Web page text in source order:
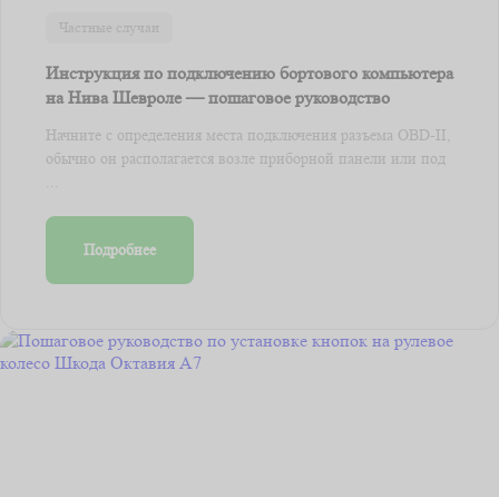
Частные случаи
Инструкция по подключению бортового компьютера
на Нива Шевроле — пошаговое руководство
Начните с определения места подключения разъема OBD-II,
обычно он располагается возле приборной панели или под
Подробнее